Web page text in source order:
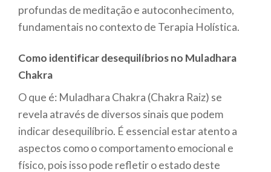
profundas de meditação e autoconhecimento,
fundamentais no contexto de Terapia Holística.
Como identificar desequilíbrios no Muladhara
Chakra
O que é: Muladhara Chakra (Chakra Raiz) se
revela através de diversos sinais que podem
indicar desequilíbrio. É essencial estar atento a
aspectos como o comportamento emocional e
físico, pois isso pode refletir o estado deste